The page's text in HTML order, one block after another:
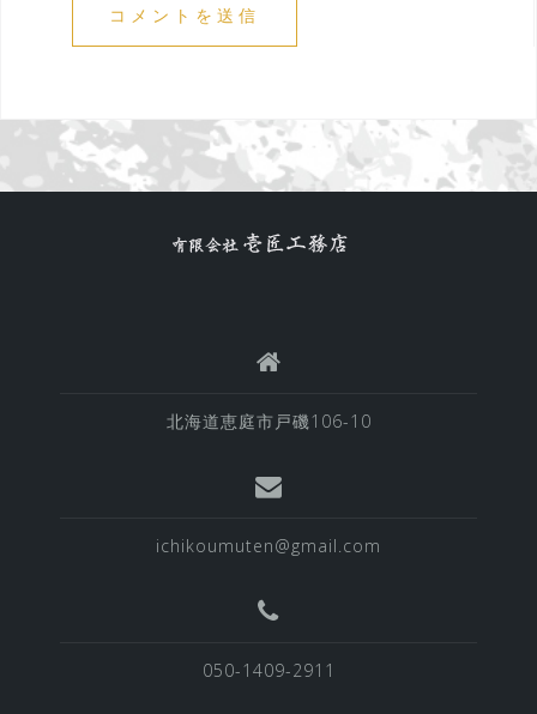
北海道恵庭市戸磯106-10
ichikoumuten@gmail.com
050-1409-2911